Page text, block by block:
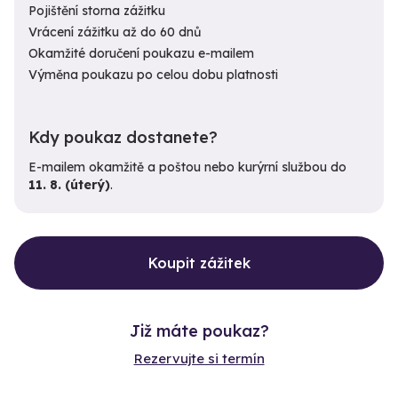
Pojištění storna zážitku
Vrácení zážitku až do 60 dnů
Okamžité doručení poukazu e-mailem
Výměna poukazu po celou dobu platnosti
Kdy poukaz dostanete?
E-mailem okamžitě a poštou nebo kurýrní službou do
11. 8. (úterý).
Koupit zážitek
Již máte poukaz?
Rezervujte si termín